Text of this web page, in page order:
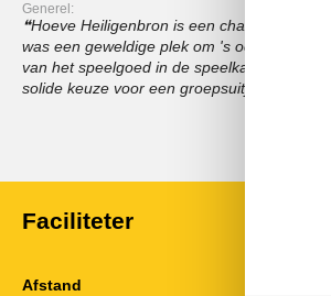
Generel:
Hoeve Heiligenbron is een charmante
was een geweldige plek om 's ochtends
van het speelgoed in de speelkamer, en wij
solide keuze voor een groepsuitje,
Faciliteter
Afstand